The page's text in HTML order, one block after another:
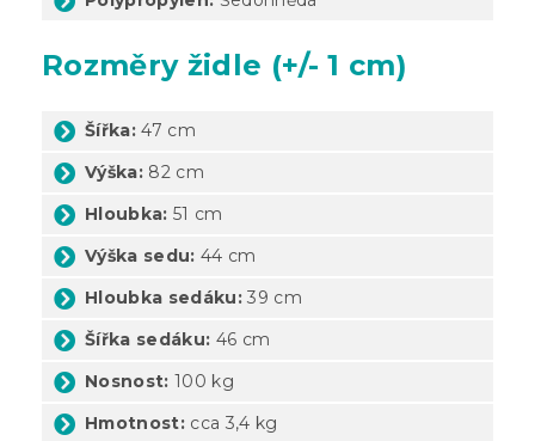
Rozměry židle (+/- 1 cm)
Šířka: 47 cm
Výška: 82 cm
Hloubka: 51 cm
Výška sedu: 44 cm
Hloubka sedáku: 39 cm
Šířka sedáku: 46 cm
Nosnost: 100 kg
Hmotnost: cca 3,4 kg